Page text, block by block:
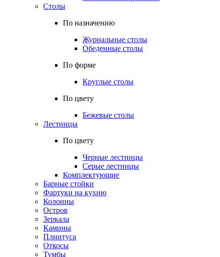
Столы
По назначению
Журнальные столы
Обеденные столы
По форме
Круглые столы
По цвету
Бежевые столы
Лестницы
По цвету
Черные лестницы
Серые лестницы
Комплектующие
Барные стойки
Фартуки на кухню
Колонны
Остров
Зеркала
Камины
Плинтуса
Откосы
Тумбы